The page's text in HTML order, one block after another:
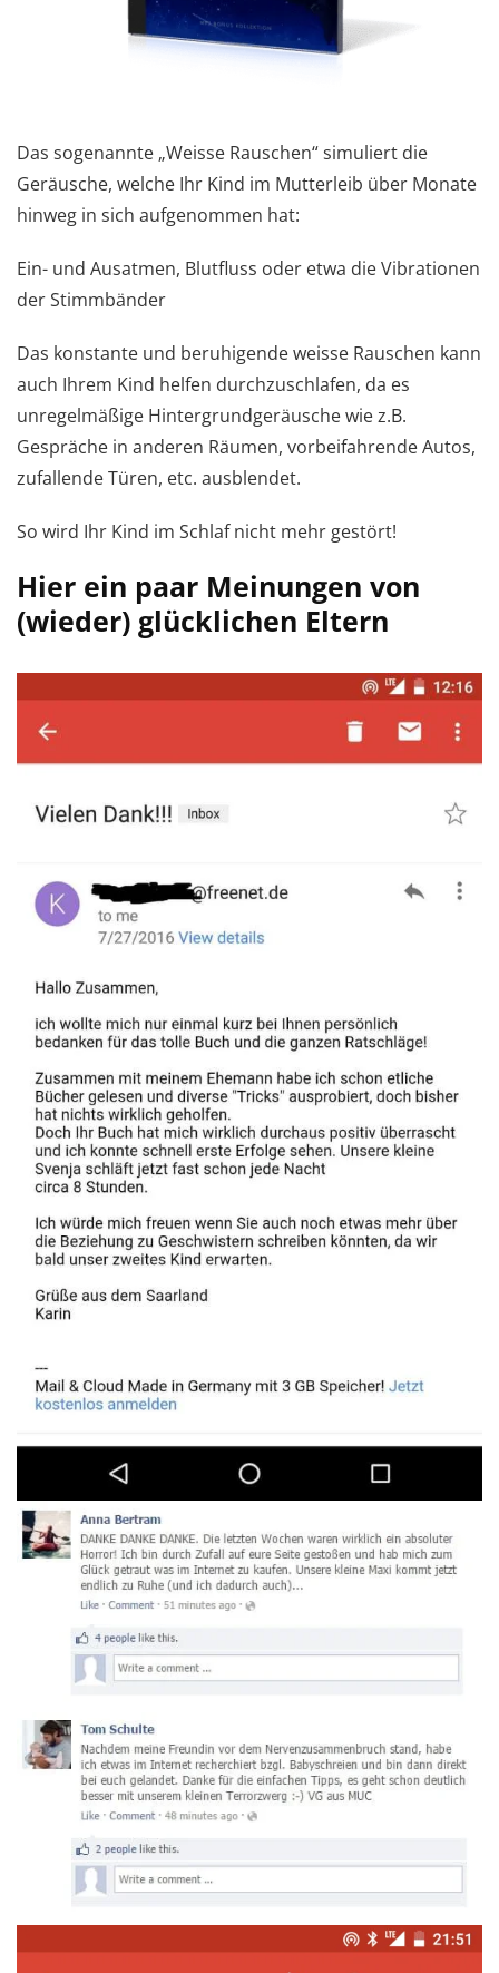
Das sogenannte „Weisse Rauschen“ simuliert die
Geräusche, welche Ihr Kind im Mutterleib über Monate
hinweg in sich aufgenommen hat:
Ein- und Ausatmen, Blutfluss oder etwa die Vibrationen
der Stimmbänder
Das konstante und beruhigende weisse Rauschen kann
auch Ihrem Kind helfen durchzuschlafen, da es
unregelmäßige Hintergrundgeräusche wie z.B.
Gespräche in anderen Räumen, vorbeifahrende Autos,
zufallende Türen, etc. ausblendet.
So wird Ihr Kind im Schlaf nicht mehr gestört!
Hier ein paar Meinungen von
(wieder) glücklichen Eltern